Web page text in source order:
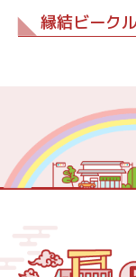
縁結ビーク